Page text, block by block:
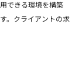
できる環境を構築
。クライアントの求